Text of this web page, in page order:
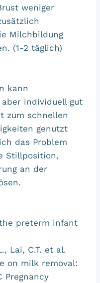
weniger
Milchbildung
(1-2 täglich)
kann
individuell gut
zum schnellen
genutzt
das Problem
Stillposition,
an der
preterm infant
Lai, C.T. et al.
on milk removal:
Pregnancy